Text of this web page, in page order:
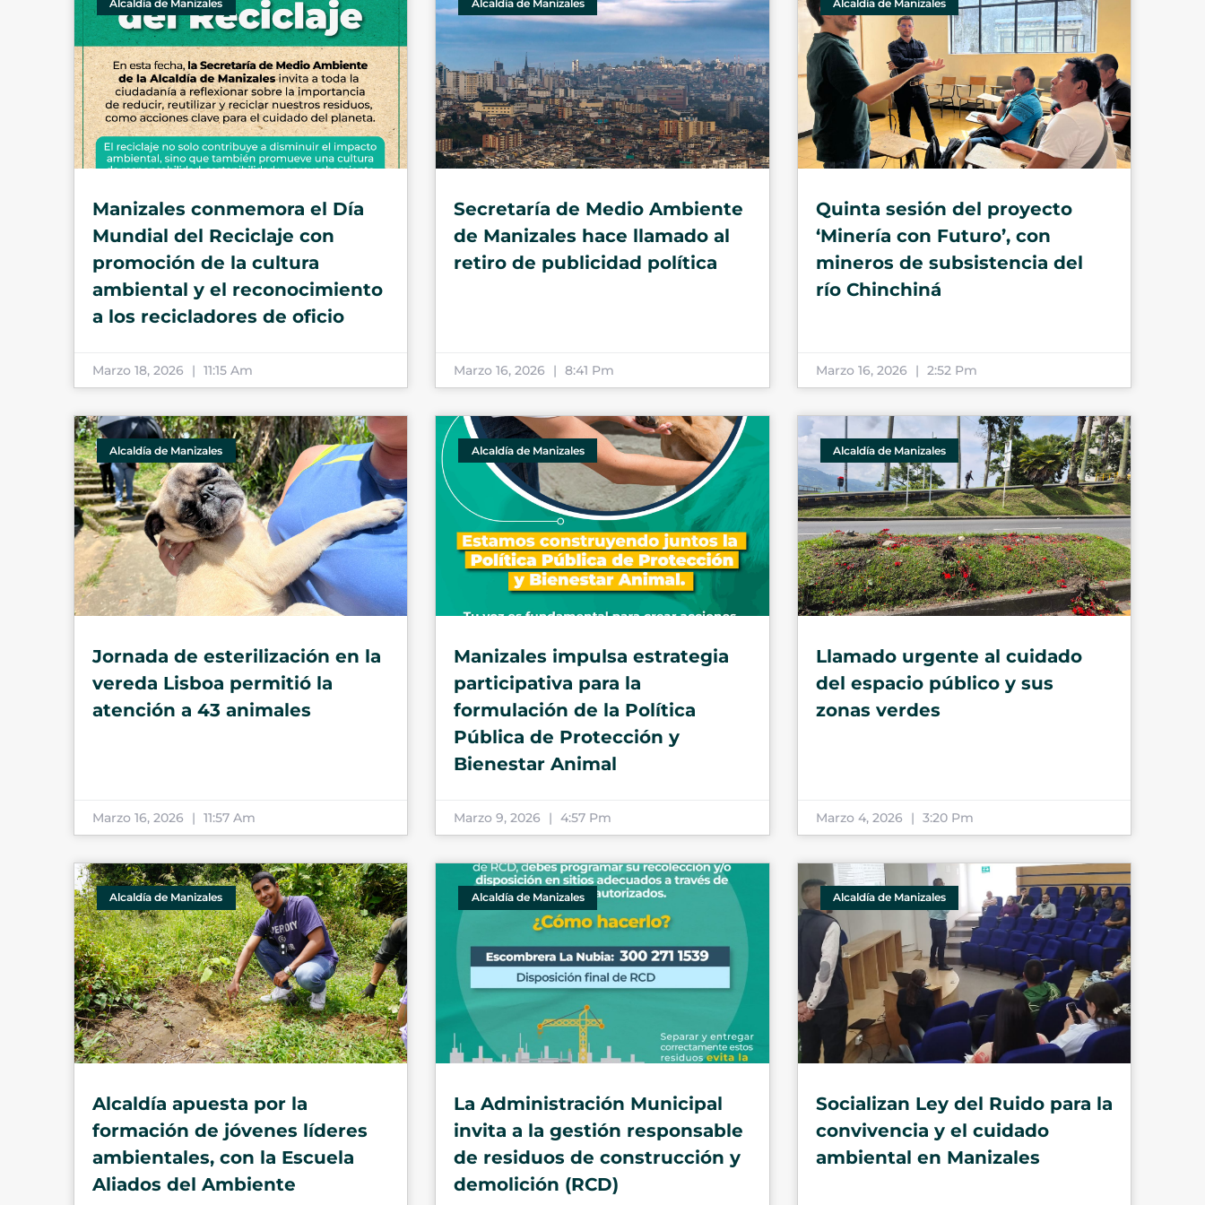
Alcaldía de Manizales
Manizales conmemora el Día
Mundial del Reciclaje con
promoción de la cultura
ambiental y el reconocimiento
a los recicladores de oficio
Marzo 18, 2026 11:15 Am
Alcaldía de Manizales
Secretaría de Medio Ambiente
de Manizales hace llamado al
retiro de publicidad política
Marzo 16, 2026 8:41 Pm
Alcaldía de Manizales
Quinta sesión del proyecto
‘Minería con Futuro’, con
mineros de subsistencia del
río Chinchiná
Marzo 16, 2026 2:52 Pm
Alcaldía de Manizales
Jornada de esterilización en la
vereda Lisboa permitió la
atención a 43 animales
Marzo 16, 2026 11:57 Am
Alcaldía de Manizales
Manizales impulsa estrategia
participativa para la
formulación de la Política
Pública de Protección y
Bienestar Animal
Marzo 9, 2026 4:57 Pm
Alcaldía de Manizales
Llamado urgente al cuidado
del espacio público y sus
zonas verdes
Marzo 4, 2026 3:20 Pm
Alcaldía de Manizales
Alcaldía apuesta por la
formación de jóvenes líderes
ambientales, con la Escuela
Aliados del Ambiente
Alcaldía de Manizales
La Administración Municipal
invita a la gestión responsable
de residuos de construcción y
demolición (RCD)
Alcaldía de Manizales
Socializan Ley del Ruido para la
convivencia y el cuidado
ambiental en Manizales